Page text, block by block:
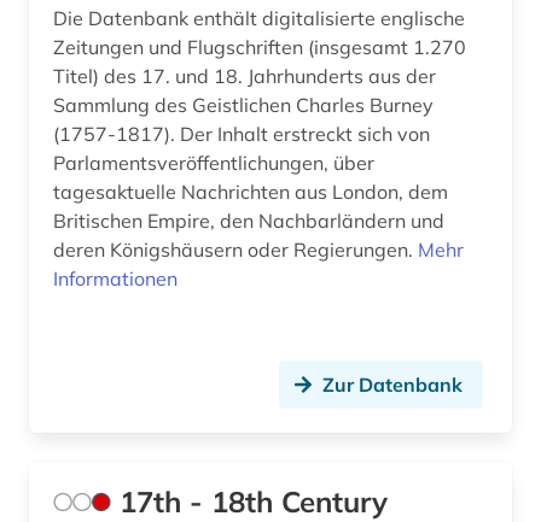
betriebswirtschaftslehre (2)
bibel (2)
bibliografie (30)
bibliographie (18)
bibliographie 1900-2000 (1)
biographie (26)
Die Datenbank enthält digitalisierte englische
Zeitungen und Flugschriften (insgesamt 1.270
Titel) des 17. und 18. Jahrhunderts aus der
Sammlung des Geistlichen Charles Burney
(1757-1817). Der Inhalt erstreckt sich von
Parlamentsveröffentlichungen, über
tagesaktuelle Nachrichten aus London, dem
Britischen Empire, den Nachbarländern und
deren Königshäusern oder Regierungen. Mehr
Informationen
Zur Datenbank
17th - 18th Century